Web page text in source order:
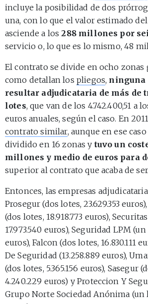
incluye la posibilidad de dos
una, con lo que el valor estimado
asciende a los288 millones por
servicio o, lo que es lo mismo, 48
El contrato se divide en ocho zonas
como detallan los pliegos, ninguna
resultar adjudicataria de más de
lotes, que van de los 4.742.400,51 a
euros anuales, según el caso. En
contrato similar, aunque en ese
dividido en 16 zonas y tuvo un
millones y medio de euros para
superior al contrato que acaba de
Entonces, las empresas
Prosegur (dos lotes, 23.629.353
(dos lotes, 18.918.773 euros),
17.973.540 euros), Seguridad LPM (un
euros), Falcon (dos lotes, 16.830.111
De Seguridad (13.258.889 euros),
(dos lotes, 5.365.156 euros), Sasegur
4.240.229 euros) y Proteccion Y
Grupo Norte Sociedad Anónima (un